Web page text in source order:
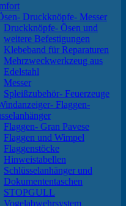
Druckknöpfe- Messer
Druckknöpfe- Ösen und
weitere Befestigungen
Klebeband für Reparaturen
Mehrzweckwerkzeug aus
Edelstahl
Messer
Spleißzubehör- Feuerzeuge
Flaggen-
Flaggen- Gran Pavese
Flaggen und Wimpel
Flaggenstöcke
Hinweistabellen
Schlüsselanhänger und
Dokumententaschen
STOPGULL
Vogelabwehrsystem